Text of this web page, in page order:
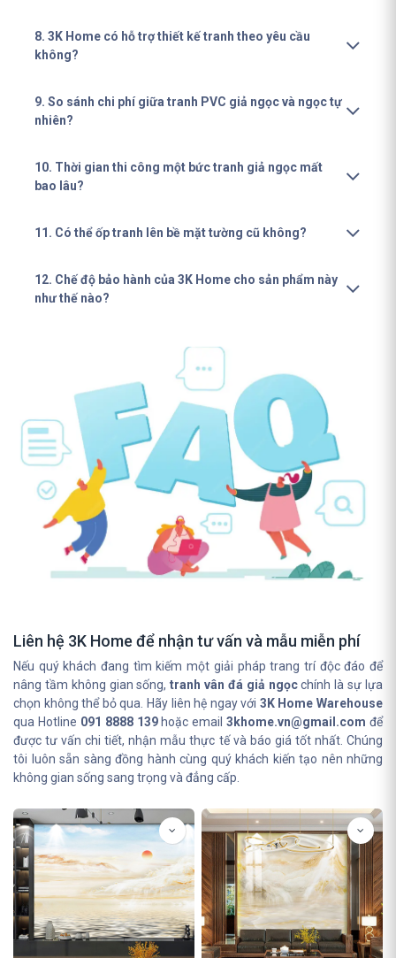
8. 3K Home có hỗ trợ thiết kế tranh theo yêu cầu
không?
9. So sánh chi phí giữa tranh PVC giả ngọc và ngọc tự
nhiên?
10. Thời gian thi công một bức tranh giả ngọc mất
bao lâu?
11. Có thể ốp tranh lên bề mặt tường cũ không?
12. Chế độ bảo hành của 3K Home cho sản phẩm này
như thế nào?
Liên hệ 3K Home để nhận tư vấn và mẫu miễn phí
Nếu quý khách đang tìm kiếm một giải pháp trang trí độc đáo để
nâng tầm không gian sống,tranh vân đá giả ngọcchính là sự lựa
chọn không thể bỏ qua. Hãy liên hệ ngay với 3K Home Warehouse
qua Hotline 091 8888 139hoặc email3khome.vn@gmail.com để
được tư vấn chi tiết, nhận mẫu thực tế và báo giá tốt nhất. Chúng
tôi luôn sẵn sàng đồng hành cùng quý khách kiến tạo nên những
không gian sống sang trọng và đẳng cấp.